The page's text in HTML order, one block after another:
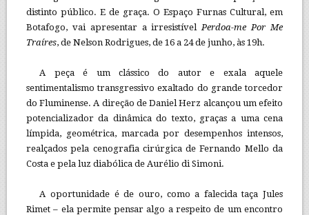
distinto público. E de graça. O Espaço Furnas Cultural, em
Botafogo, vai apresentar a irresistível Perdoa-me Por Me
Traíres, de Nelson Rodrigues, de 16 a 24 de junho, às 19h.
A peça é um clássico do autor e exala aquele
sentimentalismo transgressivo exaltado do grande torcedor
do Fluminense. A direção de Daniel Herz alcançou um efeito
potencializador da dinâmica do texto, graças a uma cena
límpida, geométrica, marcada por desempenhos intensos,
realçados pela cenografia cirúrgica de Fernando Mello da
Costa e pela luz diabólica de Aurélio di Simoni.
A oportunidade é de ouro, como a falecida taça Jules
Rimet – ela permite pensar algo a respeito de um encontro